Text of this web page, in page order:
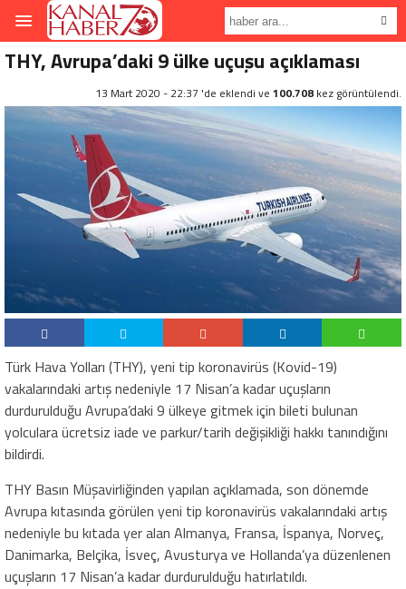
THY, Avrupa’daki 9 ülke uçuşu açıklaması
13 Mart 2020 - 22:37 'de eklendi ve 100.708 kez görüntülendi.
Türk Hava Yolları (THY), yeni tip koronavirüs (Kovid-19)
vakalarındaki artış nedeniyle 17 Nisan’a kadar uçuşların
durdurulduğu Avrupa’daki 9 ülkeye gitmek için bileti bulunan
yolculara ücretsiz iade ve parkur/tarih değişikliği hakkı tanındığını
bildirdi.
THY Basın Müşavirliğinden yapılan açıklamada, son dönemde
Avrupa kıtasında görülen yeni tip koronavirüs vakalarındaki artış
nedeniyle bu kıtada yer alan Almanya, Fransa, İspanya, Norveç,
Danimarka, Belçika, İsveç, Avusturya ve Hollanda’ya düzenlenen
uçuşların 17 Nisan’a kadar durdurulduğu hatırlatıldı.